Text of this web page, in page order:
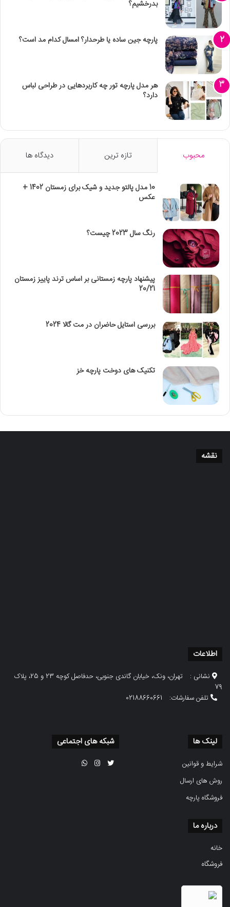
بدرخشیم؟
پارچه جین ساده یا طرحدار؟ امسال کدام مد است؟
هر مدل پارچه تور چه کاربردهایی در طراحی لباس
دارد؟
محبوب تازه ترین دیدگاه ها
10 مدل پالتو جدید و شیک برای زمستان 1402 +
عکس
رنگ سال 2023 چیست؟
پیشنهاد پارچه زمستانی بر اساس ترند پاییز زمستان
20/21
بررسی استایل حاضران در مت گالا 2024
تکنیک‌ های دوخت پارچه خز
نقشه
اطلاعات
نشانی :
تهران، ونک، خیابان گاندی جنوبی، حدفاصل کوچه 23 و 25، پلاک
79
تلفن سفارشات:
02188660661
لینک ها
شرایط و قوانین
روش های ارسال
فروشگاه پارچه
شبکه های اجتماعی
درباره ما
خانه
فروشگاه